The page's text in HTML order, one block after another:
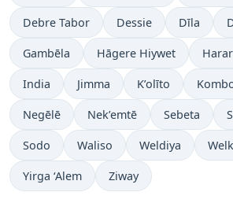
Debre Tabor Dessie Dīla
Gambēla Hāgere Hiywet Harar
India Jimma K’olīto
Negēlē Nek’emtē Sebeta
Sodo Waliso Weldiya
Yirga ‘Alem Ziway